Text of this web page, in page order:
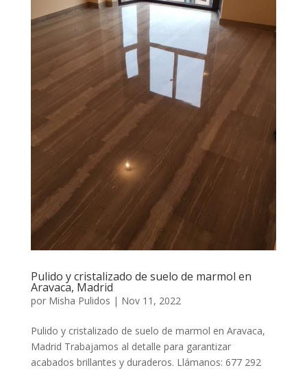
Pulido y cristalizado de suelo de marmol en
Aravaca, Madrid
por Misha Pulidos | Nov 11, 2022
Pulido y cristalizado de suelo de marmol en Aravaca,
Madrid Trabajamos al detalle para garantizar
acabados brillantes y duraderos. Llámanos: 677 292